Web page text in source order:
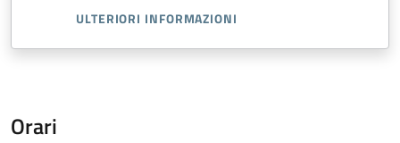
ULTERIORI INFORMAZIONI
Orari